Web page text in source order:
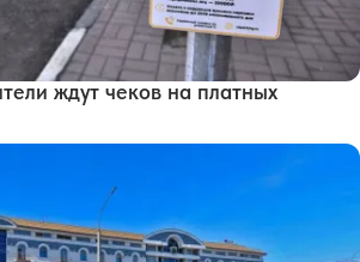
ждут чеков на платных